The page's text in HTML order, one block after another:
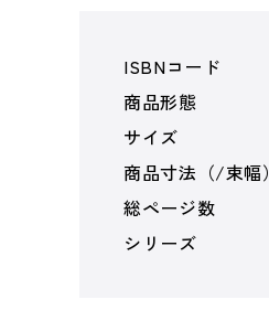
ISBNコード
商品形態
サイズ
商品寸法（/束幅）
総ページ数
シリーズ